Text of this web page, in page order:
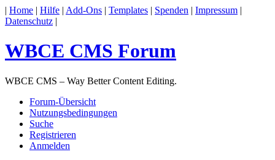
| Home | Hilfe | Add-Ons | Templates | Spenden | Impressum |
Datenschutz |
WBCE CMS Forum
WBCE CMS – Way Better Content Editing.
Forum-Übersicht
Nutzungsbedingungen
Suche
Registrieren
Anmelden